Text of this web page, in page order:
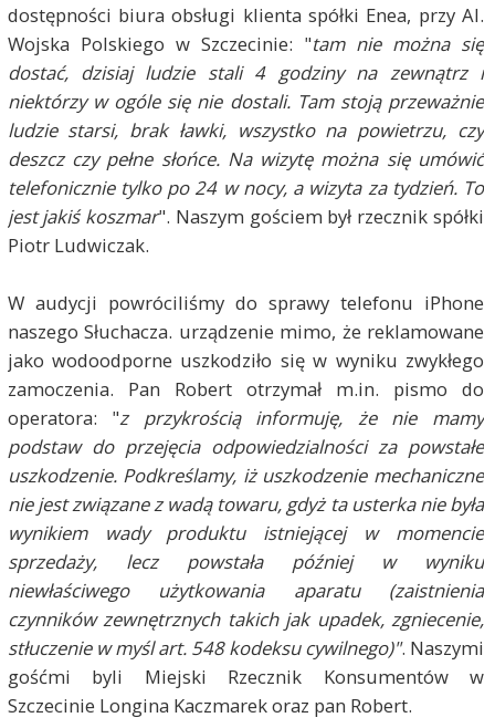
dostępności biura obsługi klienta spółki Enea, przy Al.
Wojska Polskiego w Szczecinie: "tam nie można się
dostać, dzisiaj ludzie stali 4 godziny na zewnątrz i
niektórzy w ogóle się nie dostali. Tam stoją przeważnie
ludzie starsi, brak ławki, wszystko na powietrzu, czy
deszcz czy pełne słońce. Na wizytę można się umówić
telefonicznie tylko po 24 w nocy, a wizyta za tydzień. To
jest jakiś koszmar". Naszym gościem był rzecznik spółki
Piotr Ludwiczak.
W audycji powróciliśmy do sprawy telefonu iPhone
naszego Słuchacza. urządzenie mimo, że reklamowane
jako wodoodporne uszkodziło się w wyniku zwykłego
zamoczenia. Pan Robert otrzymał m.in. pismo do
operatora: "z przykrością informuję, że nie mamy
podstaw do przejęcia odpowiedzialności za powstałe
uszkodzenie. Podkreślamy, iż uszkodzenie mechaniczne
nie jest związane z wadą towaru, gdyż ta usterka nie była
wynikiem wady produktu istniejącej w momencie
sprzedaży, lecz powstała później w wyniku
niewłaściwego użytkowania aparatu (zaistnienia
czynników zewnętrznych takich jak upadek, zgniecenie,
stłuczenie w myśl art. 548 kodeksu cywilnego)". Naszymi
gośćmi byli Miejski Rzecznik Konsumentów w
Szczecinie Longina Kaczmarek oraz pan Robert.